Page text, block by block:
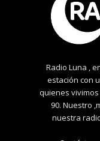
Radio Luna ,
estación con
quienes vivimos
90. Nuestro
nuestra